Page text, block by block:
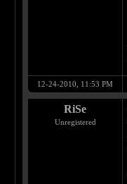
12-24-2010, 11:53 PM
RiSe
Unregistered